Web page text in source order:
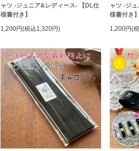
ャツ -ジュニア&レディース- 【DL仕
様書付き】
1,200円(税込1,320円)
ャツ -ジ
様書付き
1,200円(